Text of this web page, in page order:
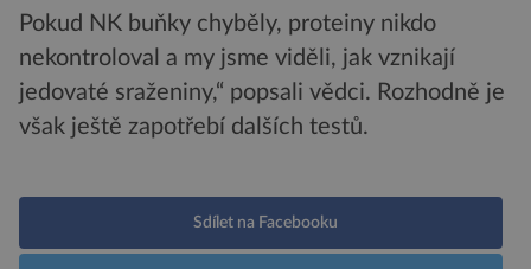
Pokud NK buňky chyběly, proteiny nikdo
nekontroloval a my jsme viděli, jak vznikají
jedovaté sraženiny,“ popsali vědci. Rozhodně je
však ještě zapotřebí dalších testů.
Sdílet na Facebooku